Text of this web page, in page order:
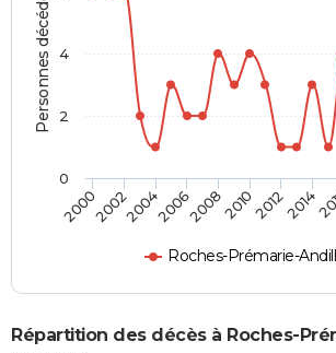
Personnes décédées
Roches-Prémarie-
20002002200420062008201020122014
0
2
4
Répartition des décès à Roches-